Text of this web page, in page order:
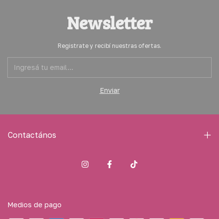
Newsletter
Registrate y recibí nuestras ofertas.
Contactános
Medios de pago